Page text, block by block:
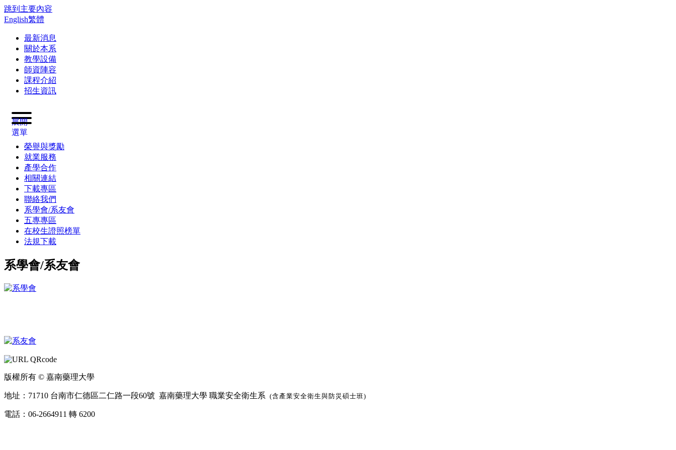
跳到主要內容
English繁體
最新消息
關於本系
教學設備
師資陣容
課程介紹
招生資訊
展開
選單
榮譽與獎勵
就業服務
產學合作
相關連結
下載專區
聯絡我們
系學會/系友會
五專專區
在校生證照榜單
法規下載
系學會/系友會
版權所有 © 嘉南藥理大學
地址：71710 台南市仁德區二仁路一段60號 嘉南藥理大學 職業安全衛生系 (含產業安全衛生與防災碩士班)
電話：06-2664911 轉 6200